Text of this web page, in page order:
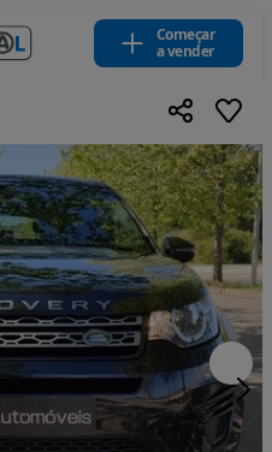
Começar
a vender